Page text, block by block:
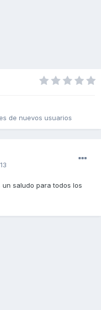
de nuevos usuarios
saludo para todos los